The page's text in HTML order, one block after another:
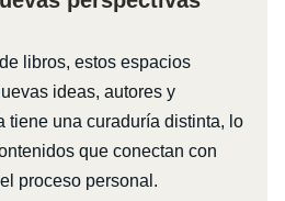
libros, estos espacios
ideas, autores y
tiene una curaduría distinta, lo
que conectan con
proceso personal.